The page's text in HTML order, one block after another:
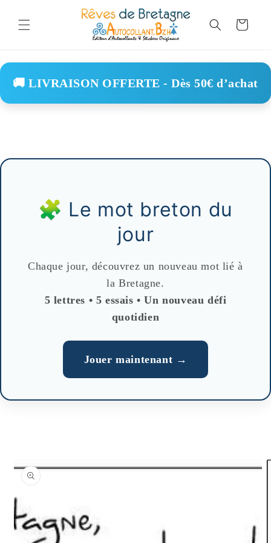
content
Cart
🚚 LIVRAISON OFFERTE - Dès 50€ d’achat
🧩 Le mot breton du
jour
Chaque jour, découvrez un nouveau mot lié à
la Bretagne.
5 lettres • 5 essais • Un nouveau défi
quotidien
Jouer maintenant →
product
information